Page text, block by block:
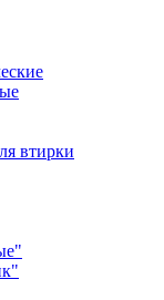
втирки